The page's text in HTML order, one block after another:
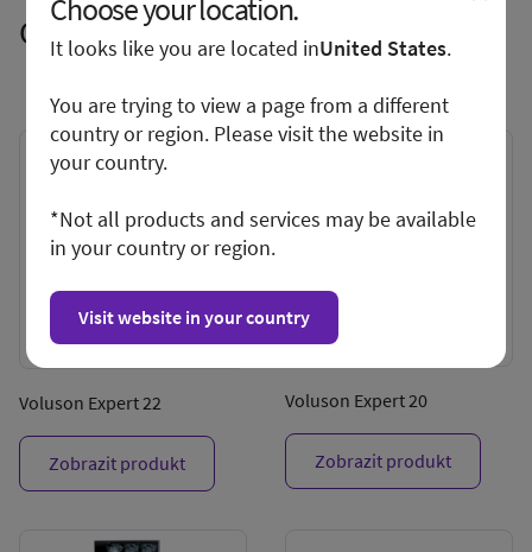
Objevte řadu Voluson
Voluson Expert 22
Zobrazit produkt
Voluson Expert 20
Zobrazit produkt
Choose your location.
It looks like you are located inUnited States.
You are trying to view a page from a different
country or region. Please visit the website in
your country.
*Not all products and services may be available
in your country or region.
Visit website in your country